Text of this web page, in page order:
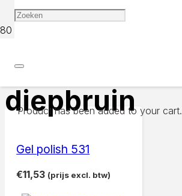
Producthas been added to your cart.
diepbruin
Gel polish 531
€11,53 (prijs excl. btw)